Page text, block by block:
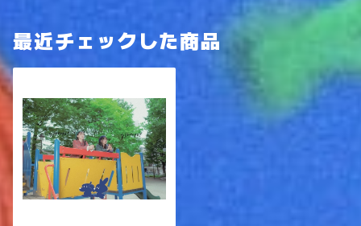
最近チェックした商品